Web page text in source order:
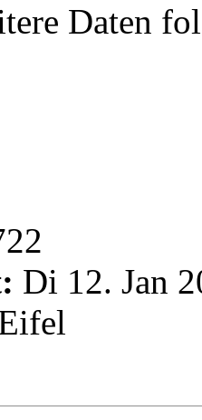
Daten
Di 12. Jan